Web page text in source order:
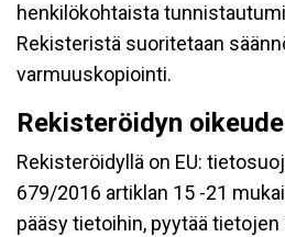
henkilökohtaista
Rekisteristä suoritetaan
varmuuskopiointi.
Rekisteröidyn
Rekisteröidyllä on EU:
679/2016 artiklan 15 -21
pääsy tietoihin, pyytää